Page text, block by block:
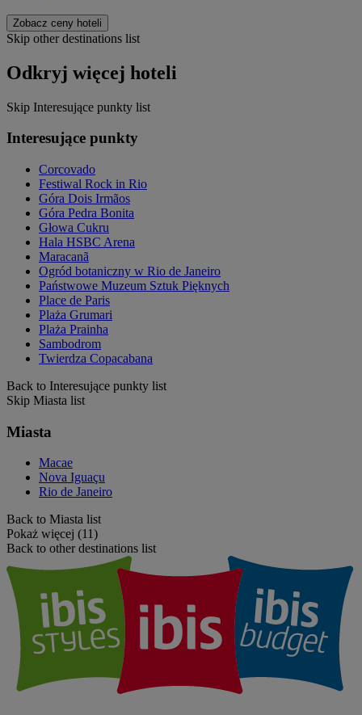
Zobacz ceny hoteli
Skip other destinations list
Odkryj więcej hoteli
Skip Interesujące punkty list
Interesujące punkty
Corcovado
Festiwal Rock in Rio
Góra Dois Irmãos
Góra Pedra Bonita
Głowa Cukru
Hala HSBC Arena
Maracanã
Ogród botaniczny w Rio de Janeiro
Państwowe Muzeum Sztuk Pięknych
Place de Paris
Plaża Grumari
Plaża Prainha
Sambodrom
Twierdza Copacabana
Back to Interesujące punkty list
Skip Miasta list
Miasta
Macae
Nova Iguaçu
Rio de Janeiro
Back to Miasta list
Pokaż więcej (11)
Back to other destinations list